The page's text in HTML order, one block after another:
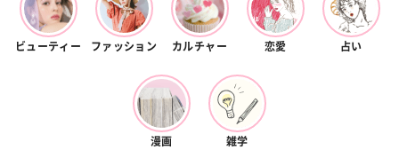
ビューティー ファッション カルチャー 恋愛 占い
漫画 雑学